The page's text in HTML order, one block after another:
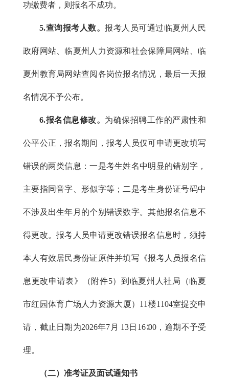
功缴费者，则报名不成功。
5.查询报考人数。报考人员可通过临夏州人民
政府网站、临夏州人力资源和社会保障局网站、临
夏州教育局网站查阅各岗位报名情况，最后一天报
名情况不予公布。
6.报名信息修改。 为确保招聘工作的严肃性和
公平公正，报名期间，报考人员仅可申请更改填写
错误的两类信息：一是考生姓名中明显的错别字，
主要指同音字、形似字等；二是考生身份证号码中
不涉及出生年月的个别错误数字。其他报名信息不
得更改。报考人员申请更改错误报名信息时，须持
本人有效居民身份证原件并填写《报考人员报名信
息更改申请表》（附件5）到临夏州人社局（临夏
市红园体育广场人力资源大厦）11楼1104室提交申
请，截止日期为2026年7月 13日16∶00，逾期不予受
理。
（二）准考证及面试通知书